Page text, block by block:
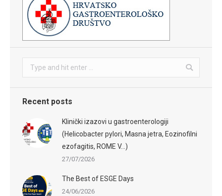
Search:
Recent posts
Klinički izazovi u gastroenterologiji
(Helicobacter pylori, Masna jetra, Eozinofilni
ezofagitis, ROME V…)
27/07/2026
The Best of ESGE Days
24/06/2026